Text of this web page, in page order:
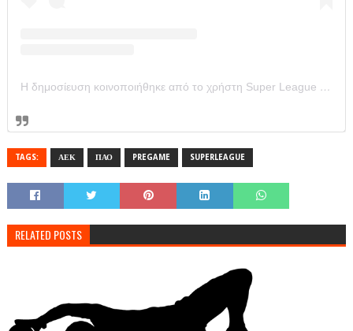
Η δημοσίευση κοινοποιήθηκε από το χρήστη Super League Greece (@super_league_gr)
TAGS: ΑΕΚ ΠΑΟ PREGAME SUPERLEAGUE
RELATED POSTS